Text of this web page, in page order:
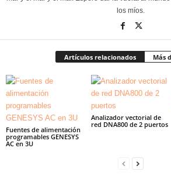
los míos.
Artículos relacionados Más
Fuentes de alimentación
programables GENESYS
AC en 3U
Analizador vectorial de
red DNA800 de 2 puertos